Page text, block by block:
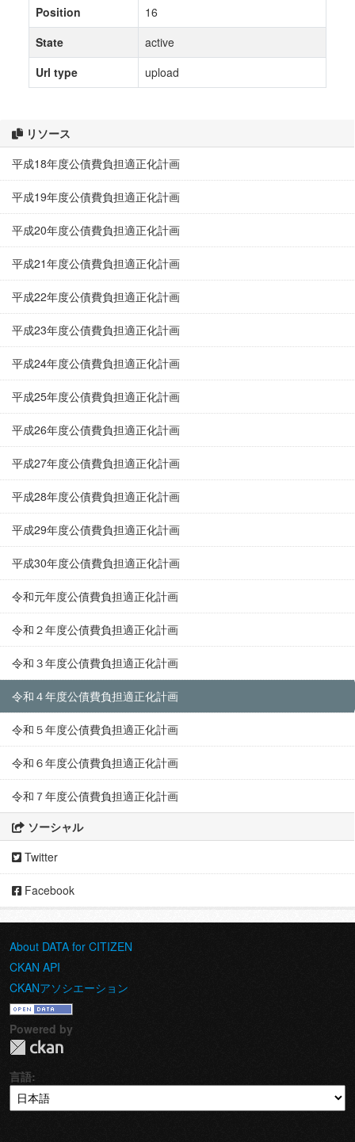
リソース
平成18年度公債費負担適正化計画
平成19年度公債費負担適正化計画
平成20年度公債費負担適正化計画
平成21年度公債費負担適正化計画
平成22年度公債費負担適正化計画
平成23年度公債費負担適正化計画
平成24年度公債費負担適正化計画
平成25年度公債費負担適正化計画
平成26年度公債費負担適正化計画
平成27年度公債費負担適正化計画
平成28年度公債費負担適正化計画
平成29年度公債費負担適正化計画
平成30年度公債費負担適正化計画
令和元年度公債費負担適正化計画
令和２年度公債費負担適正化計画
令和３年度公債費負担適正化計画
令和４年度公債費負担適正化計画
令和５年度公債費負担適正化計画
令和６年度公債費負担適正化計画
令和７年度公債費負担適正化計画
ソーシャル
Twitter
Facebook
Position
16
State
active
Url type
upload
About DATA for CITIZEN
CKAN API
CKANアソシエーション
Powered by
言語